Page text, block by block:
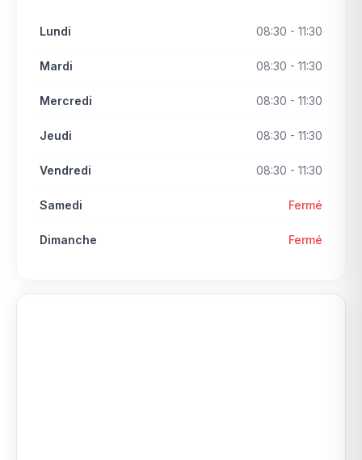
Lundi 08:30 - 11:30
Mardi 08:30 - 11:30
Mercredi 08:30 - 11:30
Jeudi 08:30 - 11:30
Vendredi 08:30 - 11:30
Samedi Fermé
Dimanche Fermé